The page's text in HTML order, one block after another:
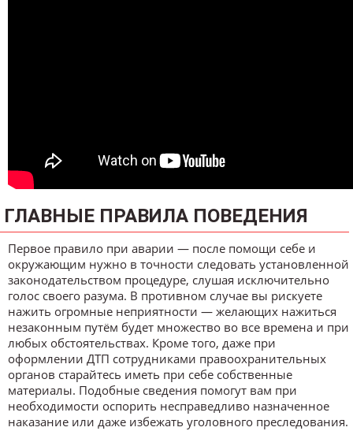
ГЛАВНЫЕ ПРАВИЛА ПОВЕДЕНИЯ
Первое правило при аварии — после помощи себе и
окружающим нужно в точности следовать установленной
законодательством процедуре, слушая исключительно
голос своего разума. В противном случае вы рискуете
нажить огромные неприятности — желающих нажиться
незаконным путём будет множество во все времена и при
любых обстоятельствах. Кроме того, даже при
оформлении ДТП сотрудниками правоохранительных
органов старайтесь иметь при себе собственные
материалы. Подобные сведения помогут вам при
необходимости оспорить несправедливо назначенное
наказание или даже избежать уголовного преследования.